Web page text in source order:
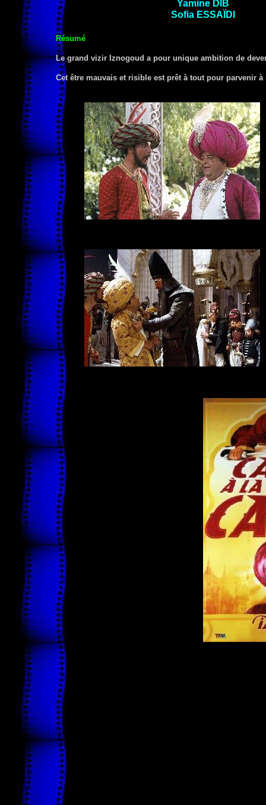
Yamine DIB
Sofia ESSAÏDI
Résumé
Le grand vizir Iznogoud a pour unique ambition de
Cet être mauvais et risible est prêt à tout pour parvenir à